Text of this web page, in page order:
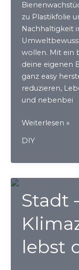
zu Plastikfolie
Nachhaltigkeit
wollen. Mit ein
deine eigenen
ganz easy
reduzieren,
und nebenbei
DIY
selber
Weiterlesen »
DIY
Stadt
lebst